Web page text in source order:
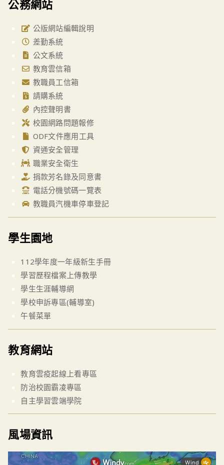
公務網站
公版網站編輯說明
差勤系統
公文系統
教育雲信箱
教職員工信箱
請購系統
內控聲明書
校園網路問題報修
ODF文件應用工具
資通安全管理
職業安全衛生
捐款芳名錄及同意書
電話分機號碼一覽表
教職員汽機車停車登記
學生園地
112學年度一年級新生手冊
學習歷程檔案上傳教學
學生生涯輔導網
學校申訴專區(輔導室)
午餐菜單
教育網站
教育雲疫起線上看專區
防治校園霸凌專區
自主學習雲端學院
風場資訊